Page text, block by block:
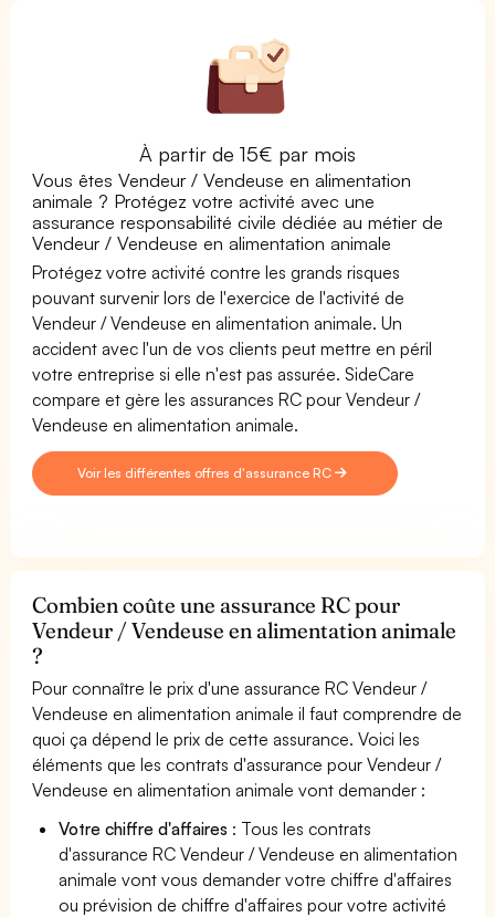
À partir de 15€ par mois
Vous êtes Vendeur / Vendeuse en alimentation
animale ? Protégez votre activité avec une
assurance responsabilité civile dédiée au métier de
Vendeur / Vendeuse en alimentation animale
Protégez votre activité contre les grands risques
pouvant survenir lors de l'exercice de l'activité de
Vendeur / Vendeuse en alimentation animale. Un
accident avec l'un de vos clients peut mettre en péril
votre entreprise si elle n'est pas assurée. SideCare
compare et gère les assurances RC pour Vendeur /
Vendeuse en alimentation animale.
Voir les différentes offres d'assurance RC
Combien coûte une assurance RC pour
Vendeur / Vendeuse en alimentation animale
?
Pour connaître le prix d'une assurance RC Vendeur /
Vendeuse en alimentation animale il faut comprendre de
quoi ça dépend le prix de cette assurance. Voici les
éléments que les contrats d'assurance pour Vendeur /
Vendeuse en alimentation animale vont demander :
Votre chiffre d'affaires : Tous les contrats
d'assurance RC Vendeur / Vendeuse en alimentation
animale vont vous demander votre chiffre d'affaires
ou prévision de chiffre d'affaires pour votre activité